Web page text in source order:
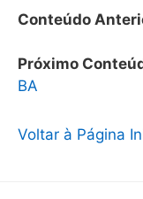
Conteúdo
Próximo
BA
Voltar à Página